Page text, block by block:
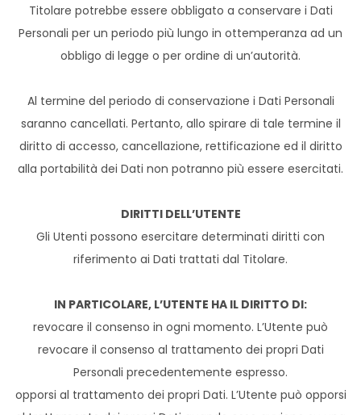
Titolare potrebbe essere obbligato a conservare i Dati
Personali per un periodo più lungo in ottemperanza ad un
obbligo di legge o per ordine di un’autorità.
Al termine del periodo di conservazione i Dati Personali
saranno cancellati. Pertanto, allo spirare di tale termine il
diritto di accesso, cancellazione, rettificazione ed il diritto
alla portabilità dei Dati non potranno più essere esercitati.
DIRITTI DELL’UTENTE
Gli Utenti possono esercitare determinati diritti con
riferimento ai Dati trattati dal Titolare.
IN PARTICOLARE, L’UTENTE HA IL DIRITTO DI:
revocare il consenso in ogni momento. L’Utente può
revocare il consenso al trattamento dei propri Dati
Personali precedentemente espresso.
opporsi al trattamento dei propri Dati. L’Utente può opporsi